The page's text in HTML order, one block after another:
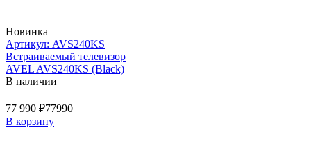
Новинка
Артикул: AVS240KS
Встраиваемый телевизор
AVEL AVS240KS (Black)
В наличии
77 990 ₽77990
В корзину